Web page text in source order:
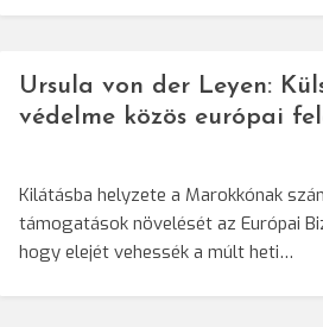
Ursula von der Leyen:
védelme közös európai
Kilátásba helyzete a Marokkónak
támogatások növelését az Európai
hogy elejét vehessék a múlt heti…